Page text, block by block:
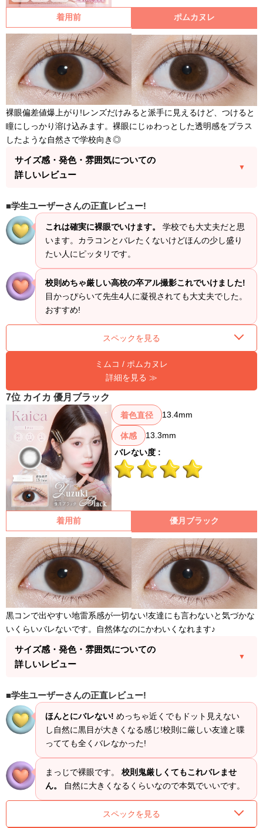
着用前 ポムカヌレ
裸眼偏差値爆上がり!レンズだけみると派手に見えるけど、つけると
瞳にしっかり溶け込みます。裸眼にじゅわっとした透明感をプラス
したような自然さで学校向き◎
サイズ感・発色・雰囲気についての
詳しいレビュー
学生ユーザーさんの正直レビュー!
これは確実に裸眼でいけます。
学校でも大丈夫だと思
います。カラコンとバレたくないけどほんの少し盛り
たい人にピッタリです。
校則めちゃ厳しい高校の卒アル撮影これでいけました!
目かっぴらいて先生4人に凝視されても大丈夫でした。
おすすめ!
スペックを見る
ミムコ / ポムカヌレ
詳細を見る ≫
7位 カイカ 優月ブラック
着色直径 13.4mm
体感
13.3mm
バレない度 :
着用前 優月ブラック
黒コンで出やすい地雷系感が一切ない!友達にも言わないと気づかな
いくらいバレないです。自然体なのにかわいくなれます♪
サイズ感・発色・雰囲気についての
詳しいレビュー
学生ユーザーさんの正直レビュー!
ほんとにバレない! めっちゃ近くでもドット見えない
し自然に黒目が大きくなる感じ!校則に厳しい友達と喋
ってても全くバレなかった!
まっじで裸眼です。 校則鬼厳しくてもこれバレませ
ん。
自然に大きくなるくらいなので本気でいいです。
スペックを見る